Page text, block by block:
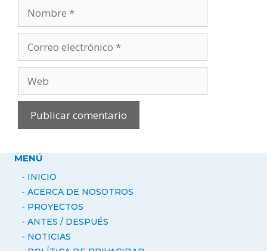
electrónico
MENÚ
- INICIO
- ACERCA DE NOSOTROS
- PROYECTOS
- ANTES / DESPUÉS
- NOTICIAS